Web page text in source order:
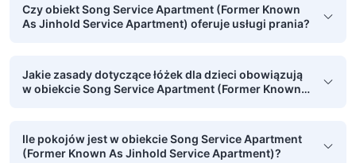
Czy obiekt Song Service Apartment (Former Known
As Jinhold Service Apartment) oferuje usługi prania?
Jakie zasady dotyczące łóżek dla dzieci obowiązują
w obiekcie Song Service Apartment (Former Known
Ile pokojów jest w obiekcie Song Service Apartment
(Former Known As Jinhold Service Apartment)?